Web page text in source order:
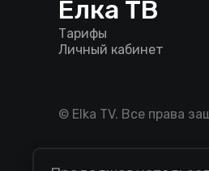
Ёлка ТВ
Тарифы
Личный кабинет
© Elka TV. Все права